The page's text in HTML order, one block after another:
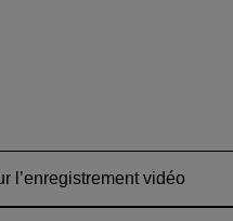
l’enregistrement vidéo